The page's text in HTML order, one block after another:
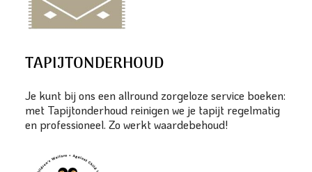
TAPIJTONDERHOUD
Je kunt bij ons een allround zorgeloze service boeken:
met Tapijtonderhoud reinigen we je tapijt regelmatig
en professioneel. Zo werkt waardebehoud!